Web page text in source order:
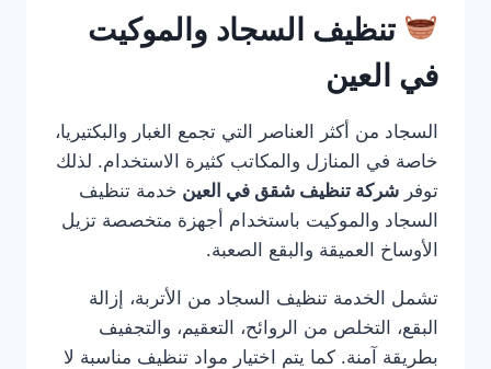
تنظيف السجاد والموكيت
في العين
السجاد من أكثر العناصر التي تجمع الغبار والبكتيريا،
خاصة في المنازل والمكاتب كثيرة الاستخدام. لذلك
توفر شركة تنظيف شقق في العين خدمة تنظيف
السجاد والموكيت باستخدام أجهزة متخصصة تزيل
الأوساخ العميقة والبقع الصعبة.
تشمل الخدمة تنظيف السجاد من الأتربة، إزالة
البقع، التخلص من الروائح، التعقيم، والتجفيف
بطريقة آمنة. كما يتم اختيار مواد تنظيف مناسبة لا